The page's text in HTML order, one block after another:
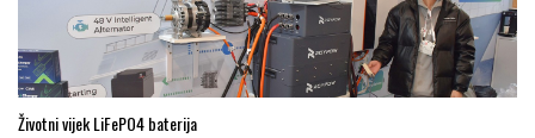
Životni vijek LiFePO4 baterija